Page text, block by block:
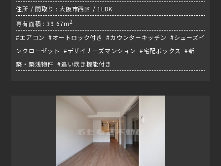
住所 / 間取り : 大阪市西区 / 1LDK
専有面積 : 39.67m2
#エアコン #オートロック付き #カウンターキッチン #シューズイ
ンクローゼット #デザイナーズマンション #宅配ボックス #新
築・築浅物件 #追い炊き機能付き